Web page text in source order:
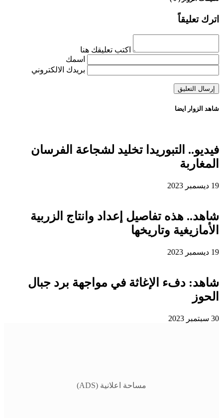
اترك تعليقاً
اكتب تعليقك هنا
اسمك
بريدك الالكتروني
شاهد الزوار ايضا
فيديو.. التبوريدا تخليد لشجاعة الفرسان
المغاربة
19 ديسمبر 2023
شاهد.. هذه تفاصيل إعداد وانتاج الزربية
الأمازيغية وتاريخها
19 ديسمبر 2023
شاهد: دفء الإغاثة في مواجهة برد جبال
الحوز
30 سبتمبر 2023
مساحة اعلانية (ADS)